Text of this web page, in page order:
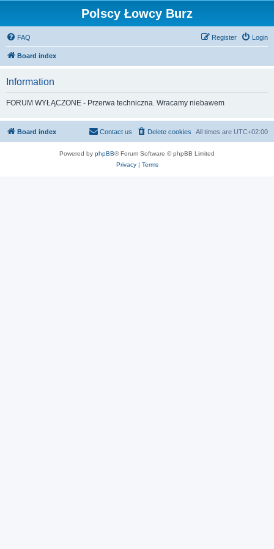
Polscy Łowcy Burz
FAQ Login
Register
Board index
Information
FORUM WYŁĄCZONE - Przerwa techniczna. Wracamy niebawem
Board index All times are UTC+02:00
Delete cookies
Contact us
Powered by phpBB® Forum Software © phpBB Limited
Privacy| Terms